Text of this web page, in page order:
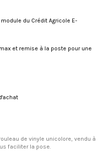
du Crédit Agricole E-
et remise à la poste pour une
de vinyle unicolore, vendu à
faciliter la pose.